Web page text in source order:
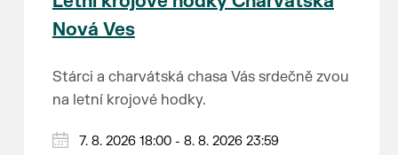
Nová Ves
Stárci a charvátská chasa Vás srdečně zvou
na letní krojové hodky.
PÁTEK 7. srpna
7. 8. 2026 18:00 - 8. 8. 2026 23:59